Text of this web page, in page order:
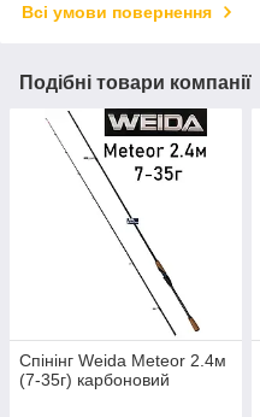
Всі умови повернення
Подібні товари компанії
Спінінг Weida Meteor 2.4м
(7-35г) карбоновий